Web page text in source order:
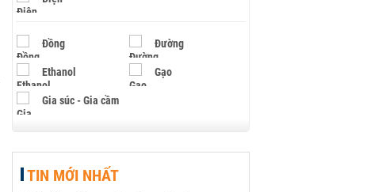
Đồng Đường
Ethanol Gạo
Gia súc - Gia cầm
Hạt điều
TIN MỚI NHẤT